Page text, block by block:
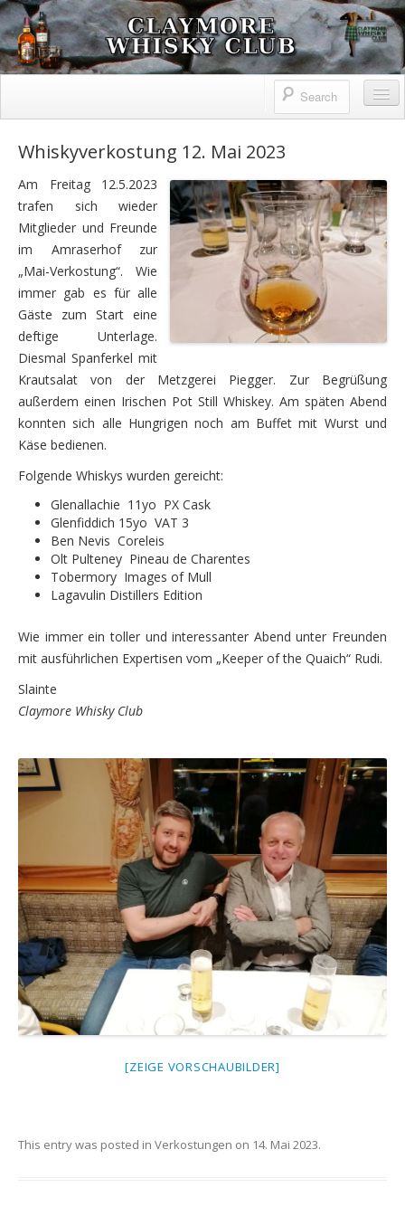
Claymore Whisky Club
Information
Highlandgames
Geschichte
Impressum
Verkostungen
Reisen
Whisky abc
Freunde
Kontakt
Whiskyverkostung 12. Mai 2023
Am Freitag 12.5.2023
trafen sich wieder
Mitglieder und Freunde
im Amraserhof zur
„Mai-Verkostung“. Wie
immer gab es für alle
Gäste zum Start eine
deftige Unterlage.
Diesmal Spanferkel mit
Krautsalat von der Metzgerei Piegger. Zur Begrüßung
außerdem einen Irischen Pot Still Whiskey. Am späten Abend
konnten sich alle Hungrigen noch am Buffet mit Wurst und
Käse bedienen.
Folgende Whiskys wurden gereicht:
Glenallachie 11yo PX Cask
Glenfiddich 15yo VAT 3
Ben Nevis Coreleis
Olt Pulteney Pineau de Charentes
Tobermory Images of Mull
Lagavulin Distillers Edition
Wie immer ein toller und interessanter Abend unter Freunden
mit ausführlichen Expertisen vom „Keeper of the Quaich“ Rudi.
Slainte
Claymore Whisky Club
[ZEIGE VORSCHAUBILDER]
This entry was posted in Verkostungen on 14. Mai 2023.